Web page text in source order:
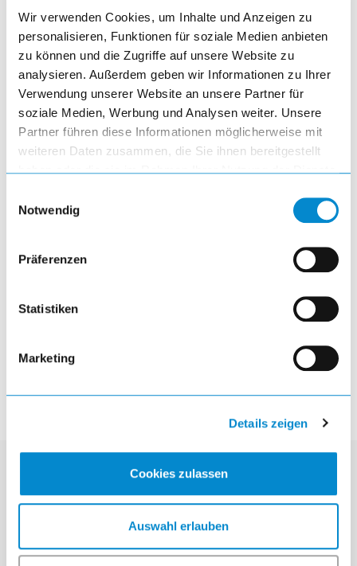
Wir verwenden Cookies, um Inhalte und Anzeigen zu
personalisieren, Funktionen für soziale Medien anbieten
zu können und die Zugriffe auf unsere Website zu
analysieren. Außerdem geben wir Informationen zu Ihrer
Verwendung unserer Website an unsere Partner für
soziale Medien, Werbung und Analysen weiter. Unsere
Partner führen diese Informationen möglicherweise mit
weiteren Daten zusammen, die Sie ihnen bereitgestellt
haben oder die sie im Rahmen Ihrer Nutzung der Dienste
Notwendig
Präferenzen
Statistiken
Marketing
Details zeigen
Cookies zulassen
Auswahl erlauben
Schieberegale
visibility
article
Kontakt
Brückenstraße 1